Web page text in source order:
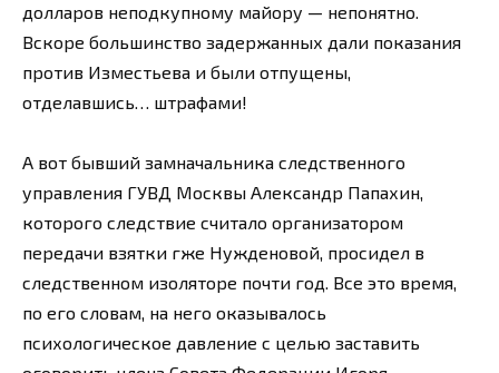
долларов неподкупному майору — непонятно.
Вскоре большинство задержанных дали показания
против Изместьева и были отпущены,
отделавшись… штрафами!
А вот бывший замначальника следственного
управления ГУВД Москвы Александр Папахин,
которого следствие считало организатором
передачи взятки гже Нужденовой, просидел в
следственном изоляторе почти год. Все это время,
по его словам, на него оказывалось
психологическое давление с целью заставить